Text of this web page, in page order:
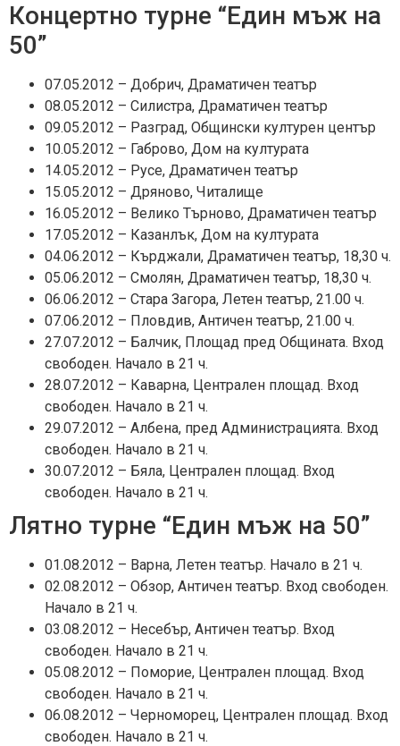
Концертно турне “Един мъж на
50”
07.05.2012 – Добрич, Драматичен театър
08.05.2012 – Силистра, Драматичен театър
09.05.2012 – Разград, Общински културен център
10.05.2012 – Габрово, Дом на културата
14.05.2012 – Русе, Драматичен театър
15.05.2012 – Дряново, Читалище
16.05.2012 – Велико Търново, Драматичен театър
17.05.2012 – Казанлък, Дом на културата
04.06.2012 – Кърджали, Драматичен театър, 18,30 ч.
05.06.2012 – Смолян, Драматичен театър, 18,30 ч.
06.06.2012 – Стара Загора, Летен театър, 21.00 ч.
07.06.2012 – Пловдив, Античен театър, 21.00 ч.
27.07.2012 – Балчик, Площад пред Общината. Вход
свободен. Начало в 21 ч.
28.07.2012 – Каварна, Централен площад. Вход
свободен. Начало в 21 ч.
29.07.2012 – Албена, пред Администрацията. Вход
свободен. Начало в 21 ч.
30.07.2012 – Бяла, Централен площад. Вход
свободен. Начало в 21 ч.
Лятно турне “Един мъж на 50”
01.08.2012 – Варна, Летен театър. Начало в 21 ч.
02.08.2012 – Обзор, Античен театър. Вход свободен.
Начало в 21 ч.
03.08.2012 – Несебър, Античен театър. Вход
свободен. Начало в 21 ч.
05.08.2012 – Поморие, Централен площад. Вход
свободен. Начало в 21 ч.
06.08.2012 – Черноморец, Централен площад. Вход
свободен. Начало в 21 ч.